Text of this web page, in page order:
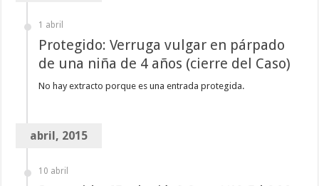
1 abril
Protegido: Verruga vulgar en párpado
de una niña de 4 años (cierre del Caso)
No hay extracto porque es una entrada protegida.
abril, 2015
10 abril